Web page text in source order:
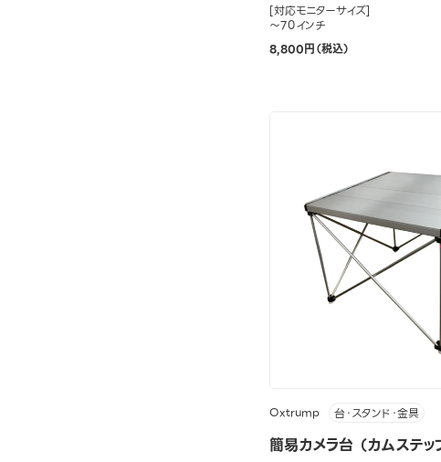
[対応モニターサイズ]
～70インチ
8,800円（税込）
Oxtrump 台・スタンド・金具
簡易カメラ台 （カムステ